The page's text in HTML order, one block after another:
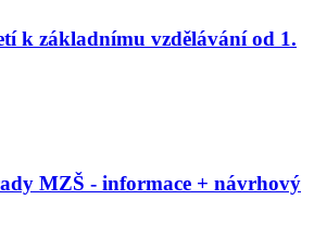
k základnímu vzdělávání od 1.
MZŠ - informace + návrhový